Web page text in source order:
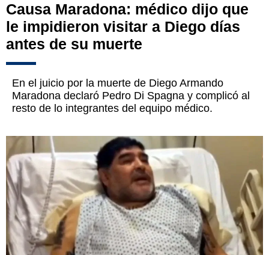
Causa Maradona: médico dijo que
le impidieron visitar a Diego días
antes de su muerte
En el juicio por la muerte de Diego Armando
Maradona declaró Pedro Di Spagna y complicó al
resto de lo integrantes del equipo médico.